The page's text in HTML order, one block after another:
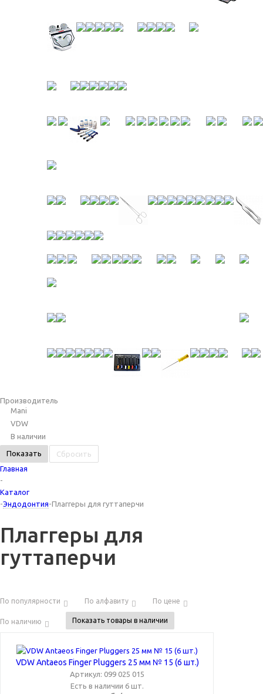
Производитель
Mani
VDW
В наличии
Сбросить
Главная
-
Каталог
-Эндодонтия-Плаггеры для гуттаперчи
Плаггеры для
гуттаперчи
По популярности По алфавиту По цене
По наличию Показать товары в наличии
VDW Antaeos Finger Pluggers 25 мм № 15 (6 шт.)
Артикул: 099 025 015
Есть в наличии 6 шт.